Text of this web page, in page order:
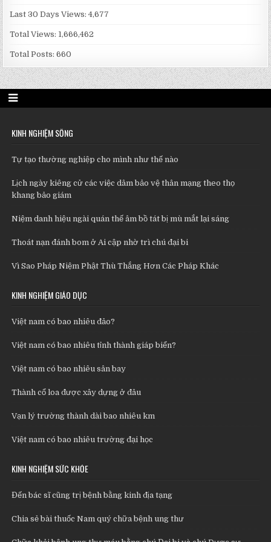
Last 30 Days Views:4,677
Total Views: 1,666,462
Total Posts:660
KINH NGHIỆM SỐNG
Tự tạo thường nghiệp cho mình như thế nào
Lịch ngày kiêng cử các việc dâm bảo vệ thân mạng theo thọ
khang bảo giám
Niệm danh hiệu ngài quán thế âm bồ tát bị mù mắt lại sáng
Thoát nạn đánh bom ở Ai cập nhờ trì chú đại bi
Vì Sao Pháp Niệm Phật Thù Thắng Hơn Các Pháp Khác
KINH NGHIỆM GIÁO DỤC
Việt nam có bao nhiêu đảo?
Việt nam có bao nhiêu tỉnh thành giáp biển?
Việt nam có bao nhiêu sân bay
Thành cổ loa được xây dựng ở đâu
Vạn lý trường thành dài bao nhiêu km
Việt nam có bao nhiêu trường đại học
KINH NGHIỆM SỨC KHỎE
Đến bác sĩ cũng trị bệnh bằng kinh địa tạng
Chia sẻ bài thuốc Nam quý chữa bệnh ung thư